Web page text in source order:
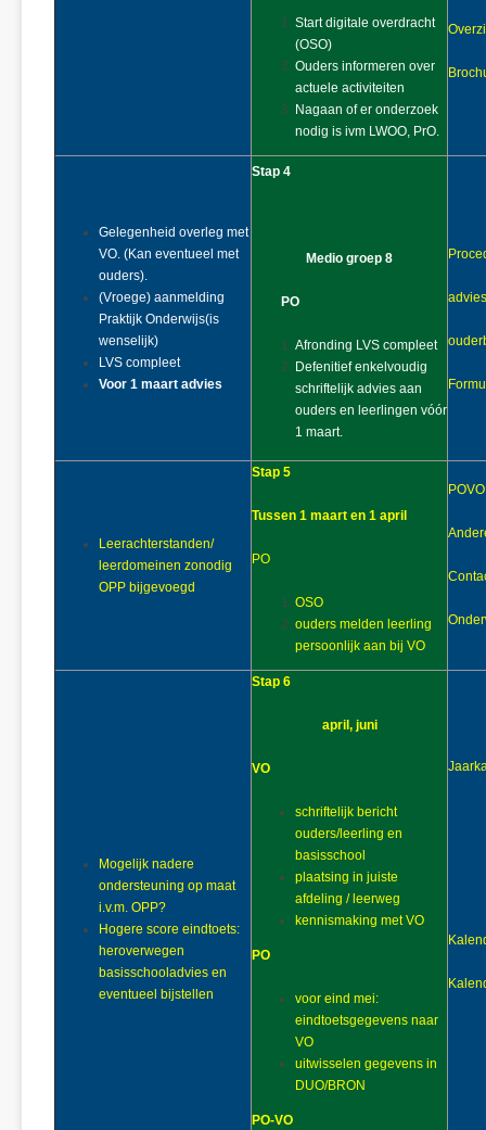
Start digitale overdracht
(OSO)
Ouders informeren over
actuele activiteiten
Nagaan of er onderzoek
nodig is ivm LWOO, PrO.
Gelegenheid overleg met
VO. (Kan eventueel met
ouders).
(Vroege) aanmelding
Praktijk Onderwijs(is
wenselijk)
LVS compleet
Voor 1 maart advies
Stap 4
Medio groep 8
PO
Afronding LVS compleet
Defenitief enkelvoudig
schriftelijk advies aan
ouders en leerlingen vóór
1 maart.
Leerachterstanden/
leerdomeinen zonodig
OPP bijgevoegd
Stap 5
Tussen 1 maart en 1 april
PO
OSO
ouders melden leerling
persoonlijk aan bij VO
Mogelijk nadere
ondersteuning op maat
i.v.m. OPP?
Hogere score eindtoets:
heroverwegen
basisschooladvies en
eventueel bijstellen
Stap 6
april, juni
VO
schriftelijk bericht
ouders/leerling en
basisschool
plaatsing in juiste
afdeling / leerweg
kennismaking met VO
PO
voor eind mei:
eindtoetsgegevens naar
VO
uitwisselen gegevens in
DUO/BRON
PO-VO